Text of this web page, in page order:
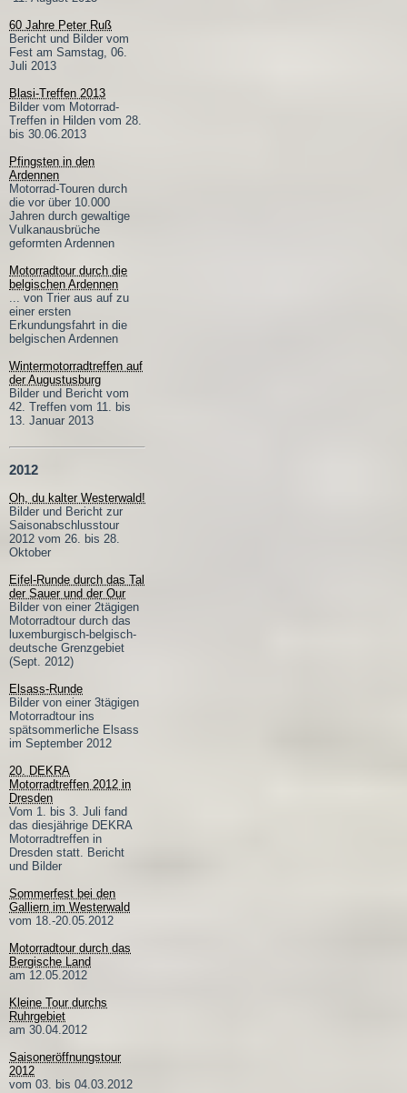
60 Jahre Peter Ruß
Bericht und Bilder vom
Fest am Samstag, 06.
Juli 2013
Blasi-Treffen 2013
Bilder vom Motorrad-
Treffen in Hilden vom 28.
bis 30.06.2013
Pfingsten in den
Ardennen
Motorrad-Touren durch
die vor über 10.000
Jahren durch gewaltige
Vulkanausbrüche
geformten Ardennen
Motorradtour durch die
belgischen Ardennen
... von Trier aus auf zu
einer ersten
Erkundungsfahrt in die
belgischen Ardennen
Wintermotorradtreffen auf
der Augustusburg
Bilder und Bericht vom
42. Treffen vom 11. bis
13. Januar 2013
2012
Oh, du kalter Westerwald!
Bilder und Bericht zur
Saisonabschlusstour
2012 vom 26. bis 28.
Oktober
Eifel-Runde durch das Tal
der Sauer und der Our
Bilder von einer 2tägigen
Motorradtour durch das
luxemburgisch-belgisch-
deutsche Grenzgebiet
(Sept. 2012)
Elsass-Runde
Bilder von einer 3tägigen
Motorradtour ins
spätsommerliche Elsass
im September 2012
20. DEKRA
Motorradtreffen 2012 in
Dresden
Vom 1. bis 3. Juli fand
das diesjährige DEKRA
Motorradtreffen in
Dresden statt. Bericht
und Bilder
Sommerfest bei den
Galliern im Westerwald
vom 18.-20.05.2012
Motorradtour durch das
Bergische Land
am 12.05.2012
Kleine Tour durchs
Ruhrgebiet
am 30.04.2012
Saisoneröffnungstour
2012
vom 03. bis 04.03.2012